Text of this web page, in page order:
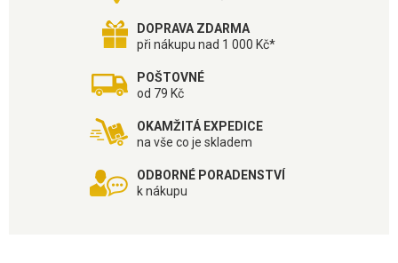
DOPRAVA ZDARMA
při nákupu nad 1 000 Kč*
POŠTOVNÉ
od 79 Kč
OKAMŽITÁ EXPEDICE
na vše co je skladem
ODBORNÉ PORADENSTVÍ
k nákupu